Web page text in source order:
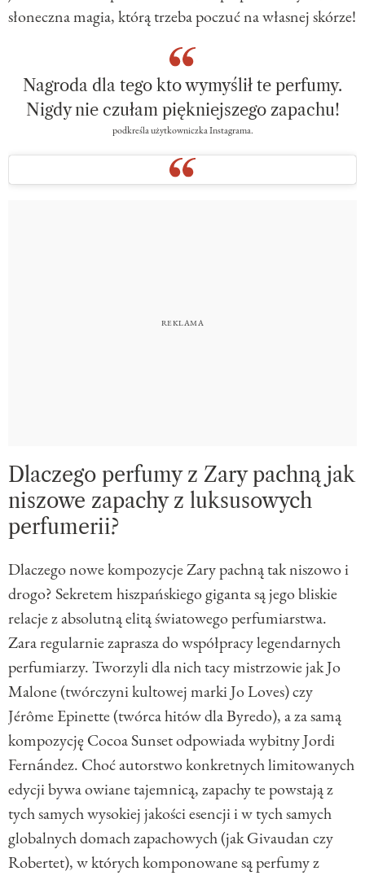
słoneczna magia, którą trzeba poczuć na własnej skórze!
Nagroda dla tego kto wymyślił te perfumy.
Nigdy nie czułam piękniejszego zapachu!
podkreśla użytkowniczka Instagrama.
Dlaczego perfumy z Zary pachną jak
niszowe zapachy z luksusowych
perfumerii?
Dlaczego nowe kompozycje Zary pachną tak niszowo i
drogo? Sekretem hiszpańskiego giganta są jego bliskie
relacje z absolutną elitą światowego perfumiarstwa.
Zara regularnie zaprasza do współpracy legendarnych
perfumiarzy. Tworzyli dla nich tacy mistrzowie jak Jo
Malone (twórczyni kultowej marki Jo Loves) czy
Jérôme Epinette (twórca hitów dla Byredo), a za samą
kompozycję Cocoa Sunset odpowiada wybitny Jordi
Fernández. Choć autorstwo konkretnych limitowanych
edycji bywa owiane tajemnicą, zapachy te powstają z
tych samych wysokiej jakości esencji i w tych samych
globalnych domach zapachowych (jak Givaudan czy
Robertet), w których komponowane są perfumy z